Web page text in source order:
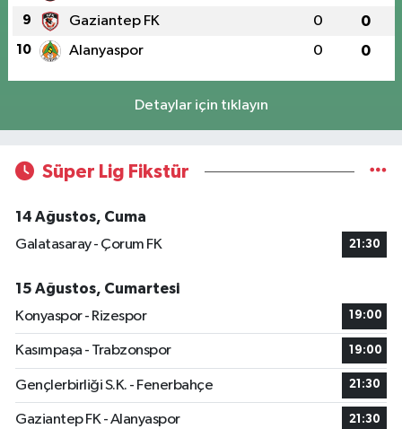
9 Gaziantep FK 0 0
10 Alanyaspor 0 0
Detaylar için tıklayın
Süper Lig Fikstür
14 Ağustos, Cuma
Galatasaray - Çorum FK
21:30
15 Ağustos, Cumartesi
Konyaspor - Rizespor
19:00
Kasımpaşa - Trabzonspor 19:00
Gençlerbirliği S.K. - Fenerbahçe 21:30
Gaziantep FK - Alanyaspor 21:30